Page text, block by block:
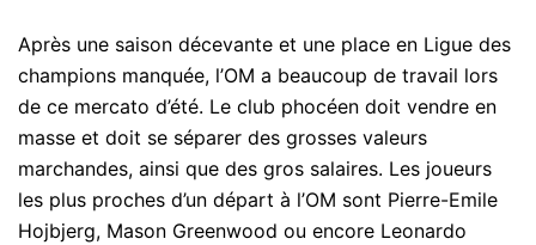
Après une saison décevante et une place en Ligue des
champions manquée, l’OM a beaucoup de travail lors
de ce mercato d’été. Le club phocéen doit vendre en
masse et doit se séparer des grosses valeurs
marchandes, ainsi que des gros salaires. Les joueurs
les plus proches d’un départ à l’OM sont Pierre-Emile
Hojbjerg, Mason Greenwood ou encore Leonardo